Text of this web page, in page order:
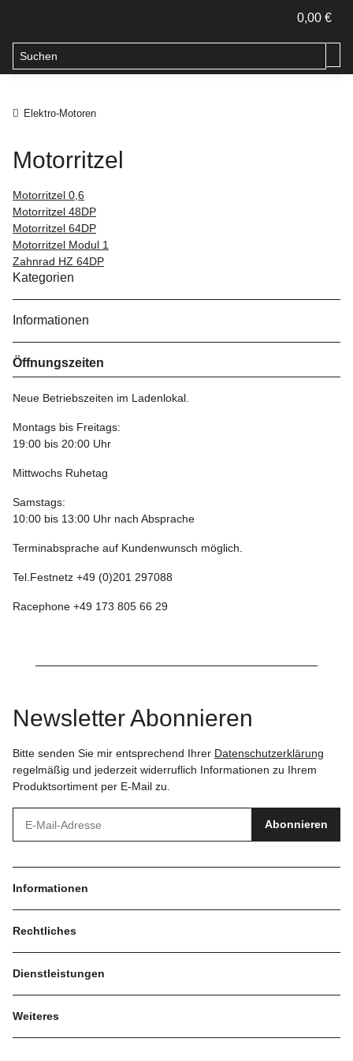
0,00 €
Elektro-Motoren
Motorritzel
Motorritzel 0,6
Motorritzel 48DP
Motorritzel 64DP
Motorritzel Modul 1
Zahnrad HZ 64DP
Kategorien
Informationen
Öffnungszeiten
Neue Betriebszeiten im Ladenlokal.
Montags bis Freitags:
19:00 bis 20:00 Uhr
Mittwochs Ruhetag
Samstags:
10:00 bis 13:00 Uhr nach Absprache
Terminabsprache auf Kundenwunsch möglich.
Tel.Festnetz +49 (0)201 297088
Racephone +49 173 805 66 29
Newsletter Abonnieren
Bitte senden Sie mir entsprechend Ihrer Datenschutzerklärung
regelmäßig und jederzeit widerruflich Informationen zu Ihrem
Produktsortiment per E-Mail zu.
Abonnieren
Informationen
Rechtliches
Dienstleistungen
Weiteres